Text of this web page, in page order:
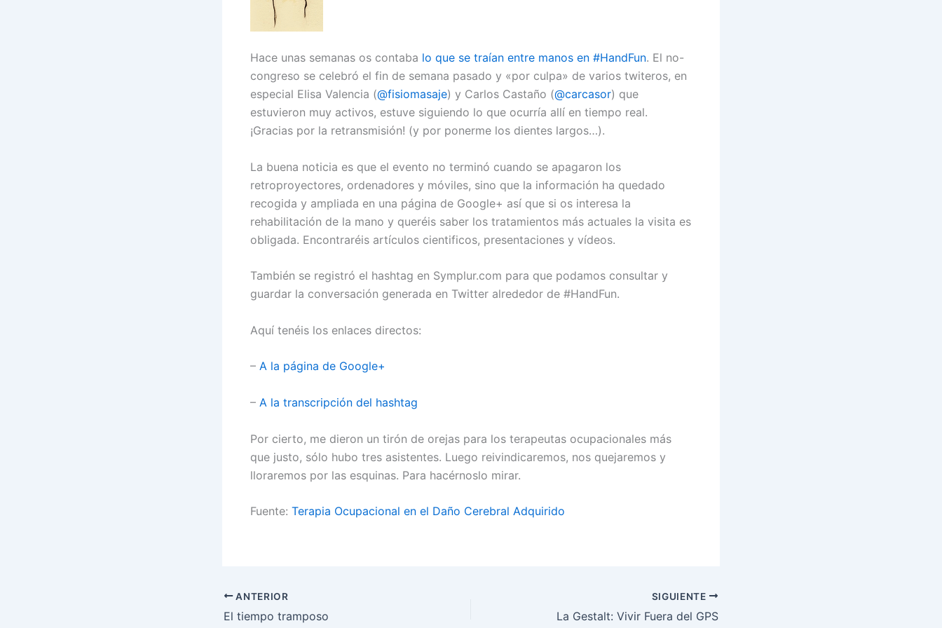
Hace unas semanas os contaba lo que se traían entre manos en #HandFun. El no-
congreso se celebró el fin de semana pasado y «por culpa» de varios twiteros, en
especial Elisa Valencia (@fisiomasaje) y Carlos Castaño (@carcasor) que
estuvieron muy activos, estuve siguiendo lo que ocurría allí en tiempo real.
¡Gracias por la retransmisión! (y por ponerme los dientes largos…).
La buena noticia es que el evento no terminó cuando se apagaron los
retroproyectores, ordenadores y móviles, sino que la información ha quedado
recogida y ampliada en una página de Google+ así que si os interesa la
rehabilitación de la mano y queréis saber los tratamientos más actuales la visita es
obligada. Encontraréis artículos cientificos, presentaciones y vídeos.
También se registró el hashtag en Symplur.com para que podamos consultar y
guardar la conversación generada en Twitter alrededor de #HandFun.
Aquí tenéis los enlaces directos:
– A la página de Google+
– A la transcripción del hashtag
Por cierto, me dieron un tirón de orejas para los terapeutas ocupacionales más
que justo, sólo hubo tres asistentes. Luego reivindicaremos, nos quejaremos y
lloraremos por las esquinas. Para hacérnoslo mirar.
Fuente: Terapia Ocupacional en el Daño Cerebral Adquirido
ANTERIOR
El tiempo tramposo
SIGUIENTE
La Gestalt: Vivir Fuera del GPS